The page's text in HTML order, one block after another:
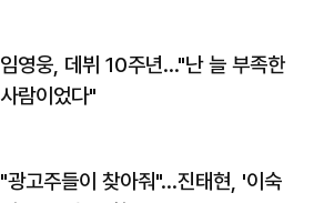
임영웅, 데뷔 10주년…"난 늘 부족한
사람이었다"
"광고주들이 찾아줘"…진태현, '이숙